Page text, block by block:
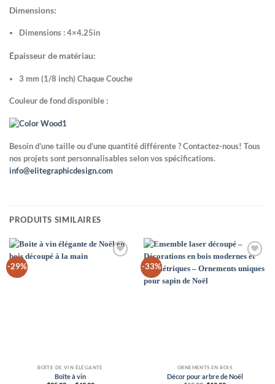
Dimensions:
Dimensions :4×4.25in
Épaisseur de matériau:
3 mm (1/8 inch) Chaque Couche
Couleur de fond disponible :
Besoin d’une taille ou d’une quantité différente ? Contactez-nous! Tous
nos projets sont personnalisables selon vos spécifications.
info@elitegraphicdesign.com
PRODUITS SIMILAIRES
-29%
BOÎTE DE VIN ÉLÉGANTE
Boîte à vin
-33%
Wishlist
ORNEMENTS EN BOIS
Décor pour arbre de Noël